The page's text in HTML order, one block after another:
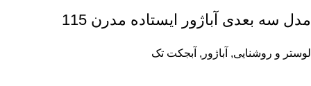
مدل سه بعدی آباژور ایستاده مدرن 115
لوستر و روشنایی, آباژور , آبجکت تک